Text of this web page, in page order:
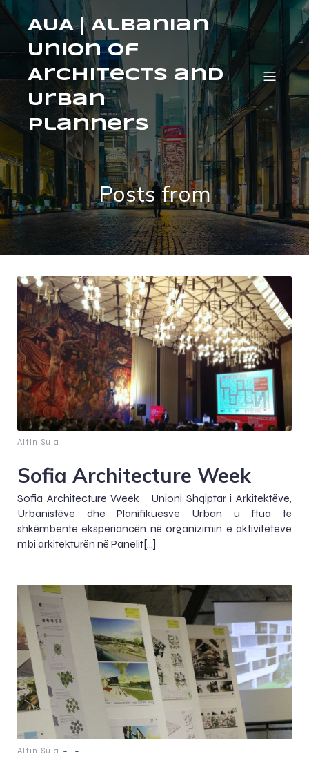
AUA | Albanian
Union of
Architects and
Urban
Planners
Posts from
Altin Sula - -
Sofia Architecture Week
Sofia Architecture Week Unioni Shqiptar i Arkitektëve,
Urbanistëve dhe Planifikuesve Urban u ftua të
shkëmbente eksperiancën në organizimin e aktiviteteve
mbi arkitekturën në Panelit[…]
Altin Sula - -